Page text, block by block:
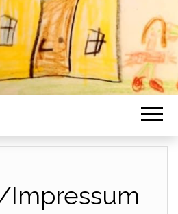
Impressum